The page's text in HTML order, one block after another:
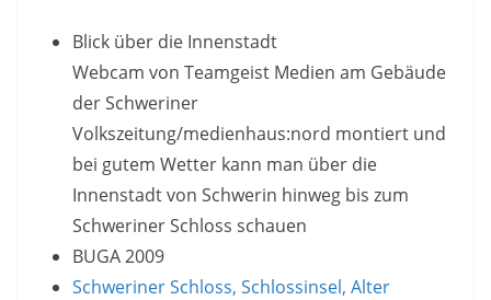
Blick über die Innenstadt
Webcam von Teamgeist Medien am Gebäude
der Schweriner
Volkszeitung/medienhaus:nord montiert und
bei gutem Wetter kann man über die
Innenstadt von Schwerin hinweg bis zum
Schweriner Schloss schauen
BUGA 2009
Schweriner Schloss, Schlossinsel, Alter